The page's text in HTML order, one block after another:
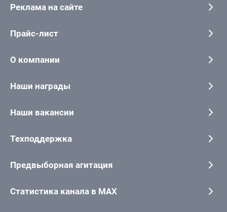
Реклама на сайте
Прайс-лист
О компании
Наши награды
Наши вакансии
Техподдержка
Предвыборная агитация
Статистика канала в MAX